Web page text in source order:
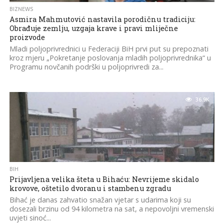
BIZNEWS
Asmira Mahmutović nastavila porodičnu tradiciju:
Obrađuje zemlju, uzgaja krave i pravi mliječne
proizvode
Mladi poljoprivrednici u Federaciji BiH prvi put su prepoznati
kroz mjeru „Pokretanje poslovanja mladih poljoprivrednika“ u
Programu novčanih podrški u poljoprivredi za...
36.9K
BIH
Prijavljena velika šteta u Bihaću: Nevrijeme skidalo
krovove, oštetilo dvoranu i stambenu zgradu
Bihać je danas zahvatio snažan vjetar s udarima koji su
dosezali brzinu od 94 kilometra na sat, a nepovoljni vremenski
uvjeti sinoć...